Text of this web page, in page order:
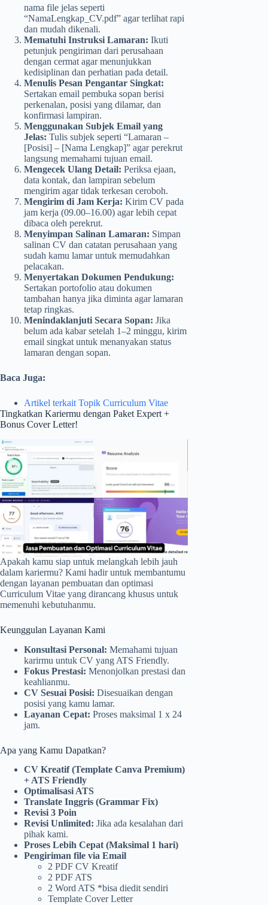
nama file jelas seperti
“NamaLengkap_CV.pdf” agar terlihat rapi
dan mudah dikenali.
Mematuhi Instruksi Lamaran: Ikuti
petunjuk pengiriman dari perusahaan
dengan cermat agar menunjukkan
kedisiplinan dan perhatian pada detail.
Menulis Pesan Pengantar Singkat:
Sertakan email pembuka sopan berisi
perkenalan, posisi yang dilamar, dan
konfirmasi lampiran.
Menggunakan Subjek Email yang
Jelas: Tulis subjek seperti “Lamaran –
[Posisi] – [Nama Lengkap]” agar perekrut
langsung memahami tujuan email.
Mengecek Ulang Detail: Periksa ejaan,
data kontak, dan lampiran sebelum
mengirim agar tidak terkesan ceroboh.
Mengirim di Jam Kerja: Kirim CV pada
jam kerja (09.00–16.00) agar lebih cepat
dibaca oleh perekrut.
Menyimpan Salinan Lamaran: Simpan
salinan CV dan catatan perusahaan yang
sudah kamu lamar untuk memudahkan
pelacakan.
Menyertakan Dokumen Pendukung:
Sertakan portofolio atau dokumen
tambahan hanya jika diminta agar lamaran
tetap ringkas.
Menindaklanjuti Secara Sopan: Jika
belum ada kabar setelah 1–2 minggu, kirim
email singkat untuk menanyakan status
lamaran dengan sopan.
Baca Juga:
Artikel terkait Topik Curriculum Vitae
Tingkatkan Kariermu dengan Paket Expert +
Bonus Cover Letter!
Apakah kamu siap untuk melangkah lebih jauh
dalam kariermu? Kami hadir untuk membantumu
dengan layanan pembuatan dan optimasi
Curriculum Vitae yang dirancang khusus untuk
memenuhi kebutuhanmu.
Keunggulan Layanan Kami
Konsultasi Personal: Memahami tujuan
karirmu untuk CV yang ATS Friendly.
Fokus Prestasi: Menonjolkan prestasi dan
keahlianmu.
CV Sesuai Posisi: Disesuaikan dengan
posisi yang kamu lamar.
Layanan Cepat: Proses maksimal 1 x 24
jam.
Apa yang Kamu Dapatkan?
CV Kreatif (Template Canva Premium)
+ ATS Friendly
Optimalisasi ATS
Translate Inggris (Grammar Fix)
Revisi 3 Poin
Revisi Unlimited: Jika ada kesalahan dari
pihak kami.
Proses Lebih Cepat (Maksimal 1 hari)
Pengiriman file via Email
2 PDF CV Kreatif
2 PDF ATS
2 Word ATS *bisa diedit sendiri
Template Cover Letter